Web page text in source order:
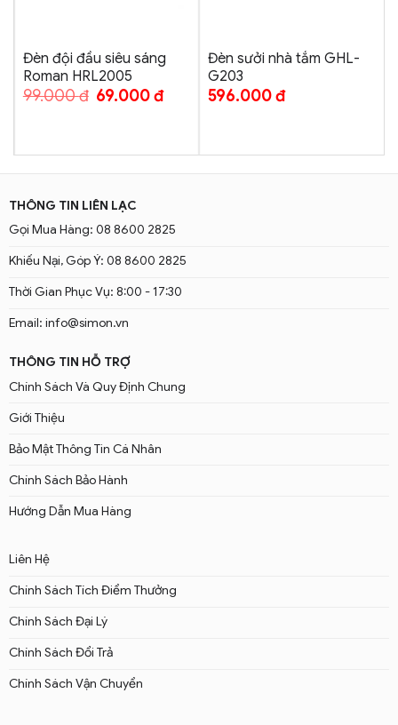
Đèn đội đầu siêu sáng
Roman HRL2005
99.000đ 69.000đ
Đèn sưởi nhà tắm GHL-
G203
596.000đ
THÔNG TIN LIÊN LẠC
Gọi Mua Hàng: 08 8600 2825
Khiếu Nại, Góp Ý: 08 8600 2825
Thời Gian Phục Vụ: 8:00 - 17:30
Email: info@simon.vn
THÔNG TIN HỖ TRỢ
Chính Sách Và Quy Định Chung
Giới Thiệu
Bảo Mật Thông Tin Cá Nhân
Chính Sách Bảo Hành
Hướng Dẫn Mua Hàng
Liên Hệ
Chính Sách Tích Điểm Thưởng
Chính Sách Đại Lý
Chính Sách Đổi Trả
Chính Sách Vận Chuyển